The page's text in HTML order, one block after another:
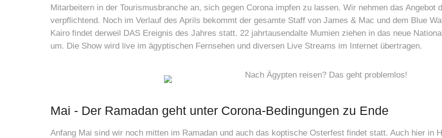
Mitarbeitern in der Tourismusbranche an, sich gegen Corona impfen zu lassen. Wir nehmen das
verpflichtend. Noch im Verlauf des Aprils bekommt der gesamte Staff von James & Mac und dem Blue
Kairo findet derweil DAS Ereignis des Jahres statt. 22 jahrtausendalte Mumien ziehen in das neue
um. Die Show wird live im ägyptischen Fernsehen und diversen Live Streams im Internet übertragen.
Mai - Der Ramadan geht unter Corona-Bedingungen zu Ende
Anfang Mai sind wir noch mitten im Ramadan und auch das koptische Osterfest findet statt. Auch hier in